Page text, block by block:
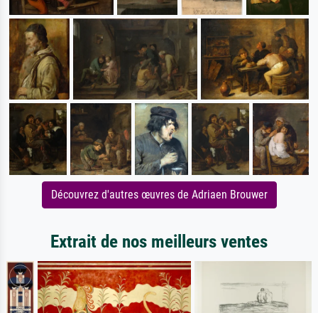
Découvrez d'autres œuvres de Adriaen Brouwer
Extrait de nos meilleurs ventes